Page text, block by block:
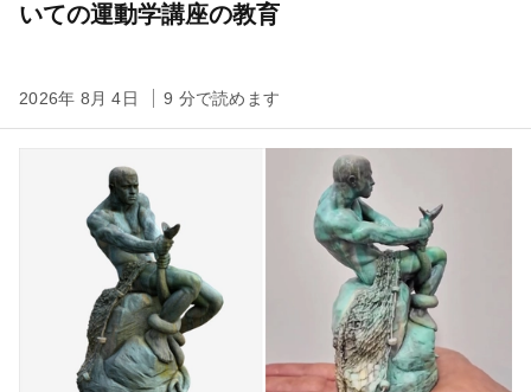
いての運動学講座の教育
2026年 8月 4日 9 分で読めます